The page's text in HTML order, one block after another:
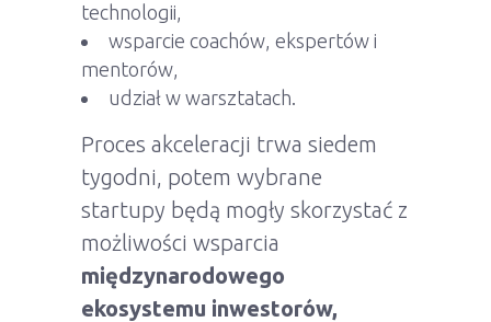
technologii,
wsparcie coachów, ekspertów i
mentorów,
udział w warsztatach.
Proces akceleracji trwa siedem
tygodni, potem wybrane
startupy będą mogły skorzystać z
możliwości wsparcia
międzynarodowego
ekosystemu inwestorów,